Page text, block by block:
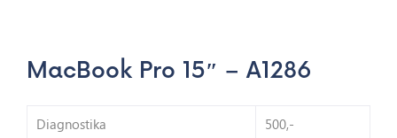
MacBook Pro 15″ – A1286
Diagnostika 500,-